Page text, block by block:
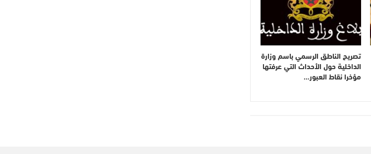
تصريح الناطق الرسمي باسم وزارة
الداخلية حول الأحداث التي عرفتها
مؤخرا نقاط العبور…